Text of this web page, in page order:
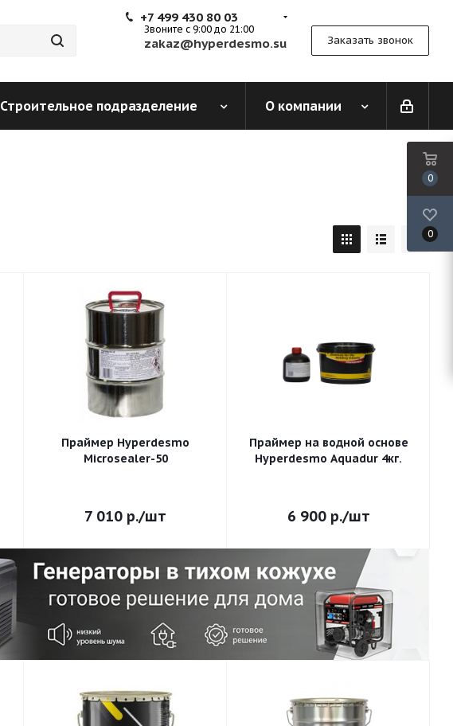
+7 499 430 80 03
Звоните с 9:00 до 21:00
zakaz@hyperdesmo.su Заказать звонок
Строительное подразделение О компании
Праймер Hyperdesmo
Microsealer-50
7 010 р./шт
Праймер на водной основе
Hyperdesmo Aquadur 4кг.
6 900р./шт
0
0